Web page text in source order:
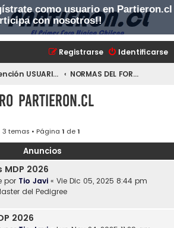
como usuario en Partieron.cl
con nosotros!!
Identificarse
Registrarse
Atención USUARIOS NUEVOS Y RECIEN REGISTRADOS NORMAS DEL FORO PARTIERON.CL
PARTIERON.CL
3 temas • Página 1 de1
Anuncios
2026
por Tio Javi « Vie Dic 05, 2025 8:44 pm
del Pedigree
2026